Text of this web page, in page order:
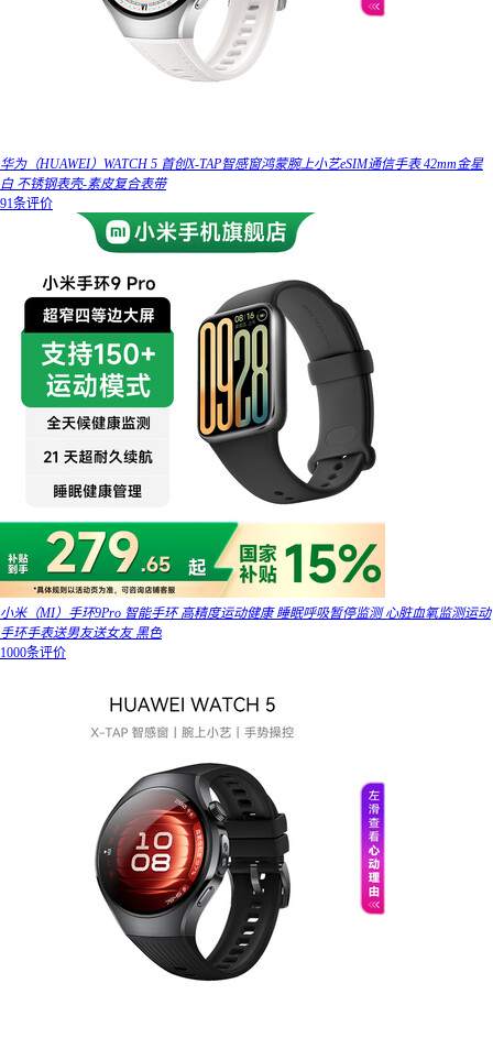
华为（HUAWEI）WATCH 5 首创X-TAP智感窗鸿蒙腕上小艺eSIM通信手表 42mm金星
白 不锈钢表壳-素皮复合表带
91条评价
小米（MI）手环9Pro 智能手环 高精度运动健康 睡眠呼吸暂停监测 心脏血氧监测运动
手环手表送男友送女友 黑色
1000条评价